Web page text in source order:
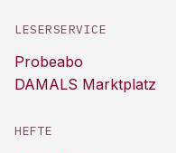
LESERSERVICE
Probeabo
DAMALS Marktplatz
HEFTE